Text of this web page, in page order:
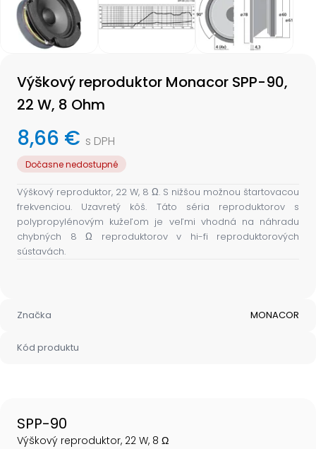
Výškový reproduktor Monacor SPP-90,
22 W, 8 Ohm
8,66 € s DPH
Dočasne nedostupné
Výškový reproduktor, 22 W, 8 Ω. S nižšou možnou štartovacou
frekvenciou. Uzavretý kôš. Táto séria reproduktorov s
polypropylénovým kužeľom je veľmi vhodná na náhradu
chybných 8 Ω reproduktorov v hi-fi reproduktorových
sústavách.
Značka MONACOR
Kód produktu
SPP-90
Výškový reproduktor, 22 W, 8 Ω